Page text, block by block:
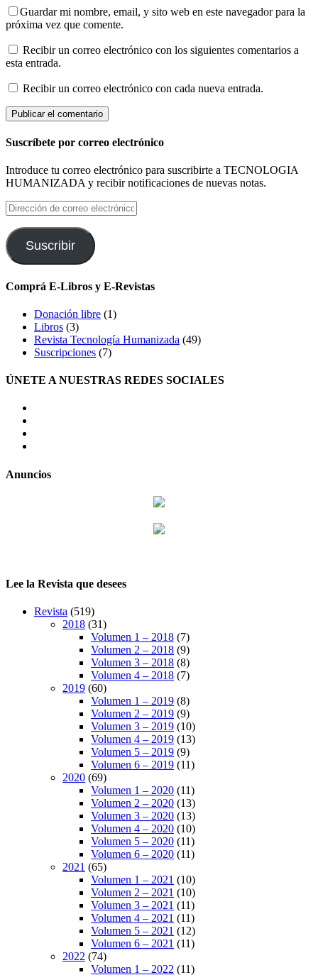
Guardar mi nombre, email, y sito web en este navegador para la
próxima vez que comente.
Recibir un correo electrónico con los siguientes comentarios a
esta entrada.
Recibir un correo electrónico con cada nueva entrada.
Suscríbete por correo electrónico
Introduce tu correo electrónico para suscribirte a TECNOLOGIA
HUMANIZADA y recibir notificaciones de nuevas notas.
Dirección
de
correo
electrónico
Suscribir
Comprá E-Libros y E-Revistas
Donación libre (1)
Libros (3)
Revista Tecnología Humanizada (49)
Suscripciones (7)
ÚNETE A NUESTRAS REDES SOCIALES
Anuncios
Lee la Revista que desees
Revista (519)
2018 (31)
Volumen 1 – 2018 (7)
Volumen 2 – 2018 (9)
Volumen 3 – 2018 (8)
Volumen 4 – 2018 (7)
2019 (60)
Volumen 1 – 2019 (8)
Volumen 2 – 2019 (9)
Volumen 3 – 2019 (10)
Volumen 4 – 2019 (13)
Volumen 5 – 2019 (9)
Volumen 6 – 2019 (11)
2020 (69)
Volumen 1 – 2020 (11)
Volumen 2 – 2020 (13)
Volumen 3 – 2020 (13)
Volumen 4 – 2020 (10)
Volumen 5 – 2020 (11)
Volumen 6 – 2020 (11)
2021 (65)
Volumen 1 – 2021 (10)
Volumen 2 – 2021 (10)
Volumen 3 – 2021 (11)
Volumen 4 – 2021 (11)
Volumen 5 – 2021 (12)
Volumen 6 – 2021 (11)
2022 (74)
Volumen 1 – 2022 (11)